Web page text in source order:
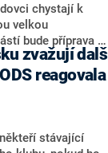
chystají k
velkou
bude příprava na
setkání s novináři
Ten zároveň v
Popsal i
nebo političtí
„Je to
vlády. Ministři s
reagovala
stávající